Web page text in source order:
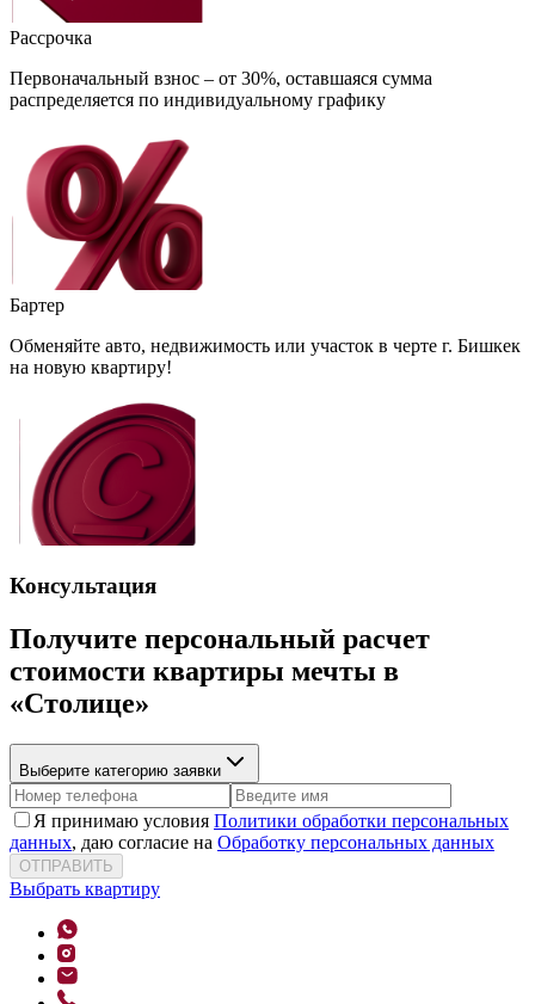
Рассрочка
Первоначальный взнос – от 30%, оставшаяся сумма
распределяется по индивидуальному графику
Бартер
Обменяйте авто, недвижимость или участок в черте г. Бишкек
на новую квартиру!
Консультация
Получите персональный расчет
стоимости квартиры мечты в
«Столице»
Выберите категорию заявки
Я принимаю условия Политики обработки персональных
данных, даю согласие на Обработку персональных данных
ОТПРАВИТЬ
Выбрать квартиру